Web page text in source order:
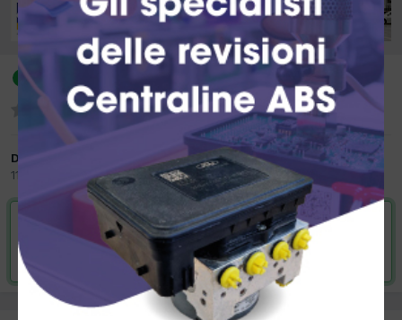
risolto UN BENVENUTO A TUTTI.....
Da Phoenix
11 Settembre 2007inTutto su Autodiagnostic
VAI ALLA SOLUZIONE
Risolta da thetotem,8 Novembre 2007